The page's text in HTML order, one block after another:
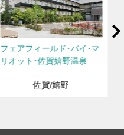
フェアフィールド･バイ･マ
リオット･佐賀嬉野温泉
佐賀/嬉野